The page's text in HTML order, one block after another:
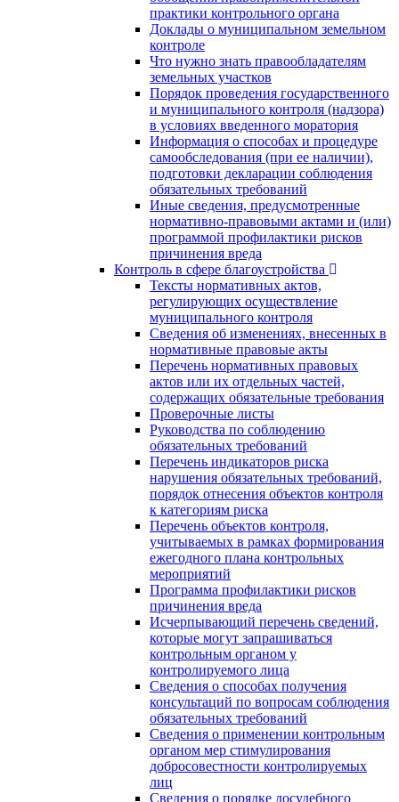
практики контрольного органа
Доклады о муниципальном земельном
контроле
Что нужно знать правообладателям
земельных участков
Порядок проведения государственного
и муниципального контроля (надзора)
в условиях введенного моратория
Информация о способах и процедуре
самообследования (при ее наличии),
подготовки декларации соблюдения
обязательных требований
Иные сведения, предусмотренные
нормативно-правовыми актами и (или)
программой профилактики рисков
причинения вреда
Контроль в сфере благоустройства
Тексты нормативных актов,
регулирующих осуществление
муниципального контроля
Сведения об изменениях, внесенных в
нормативные правовые акты
Перечень нормативных правовых
актов или их отдельных частей,
содержащих обязательные требования
Проверочные листы
Руководства по соблюдению
обязательных требований
Перечень индикаторов риска
нарушения обязательных требований,
порядок отнесения объектов контроля
к категориям риска
Перечень объектов контроля,
учитываемых в рамках формирования
ежегодного плана контрольных
мероприятий
Программа профилактики рисков
причинения вреда
Исчерпывающий перечень сведений,
которые могут запрашиваться
контрольным органом у
контролируемого лица
Сведения о способах получения
консультаций по вопросам соблюдения
обязательных требований
Сведения о применении контрольным
органом мер стимулирования
добросовестности контролируемых
лиц
Сведения о порядке досудебного